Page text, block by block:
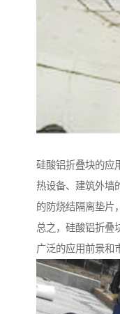
硅酸铝折叠块的应
热设备、建筑外墙
的防烧结隔离垫片
总之，硅酸铝折叠
广泛的应用前景和